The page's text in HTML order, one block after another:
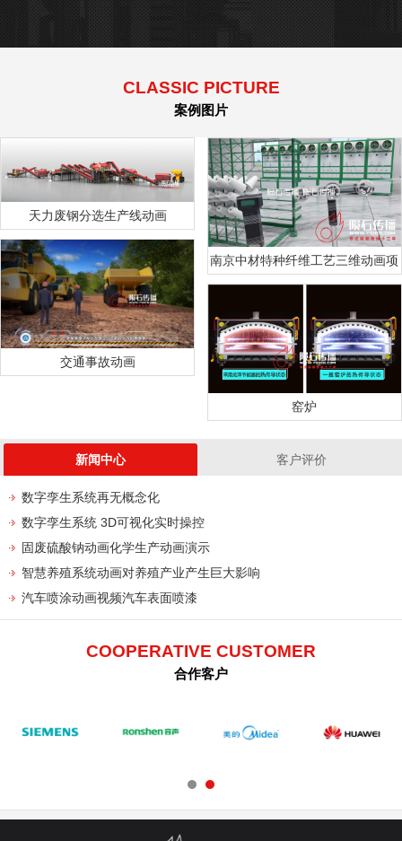
CLASSIC PICTURE
案例图片
天力废钢分选生产线动画
南京中材特种纤维工艺三维动画项
目
交通事故动画
窑炉
新闻中心 客户评价
数字孪生系统再无概念化
数字孪生系统 3D可视化实时操控
固废硫酸钠动画化学生产动画演示
智慧养殖系统动画对养殖产业产生巨大影响
汽车喷涂动画视频汽车表面喷漆
COOPERATIVE CUSTOMER
合作客户